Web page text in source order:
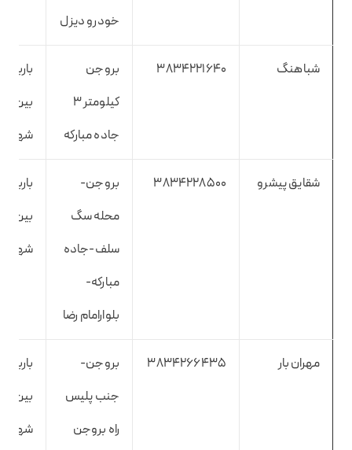
خودرو دیزل
شباهنگ 3834221640
بروجن
کیلومتر ۳
جاده مبارکه
باربری
بین
شهری
شقایق پیشرو 3834228500
بروجن-
محله سگ
سلف-جاده
مبارکه-
بلوارامام رضا
باربری
بین
شهری
مهران بار 3834266435
بروجن-
جنب پلیس
راه بروجن
باربری
بین
شهری